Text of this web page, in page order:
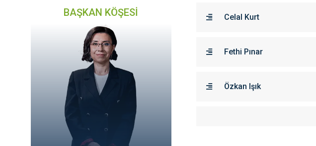
BAŞKAN KÖŞESİ Celal Kurt
Fethi Pınar
Özkan Işık